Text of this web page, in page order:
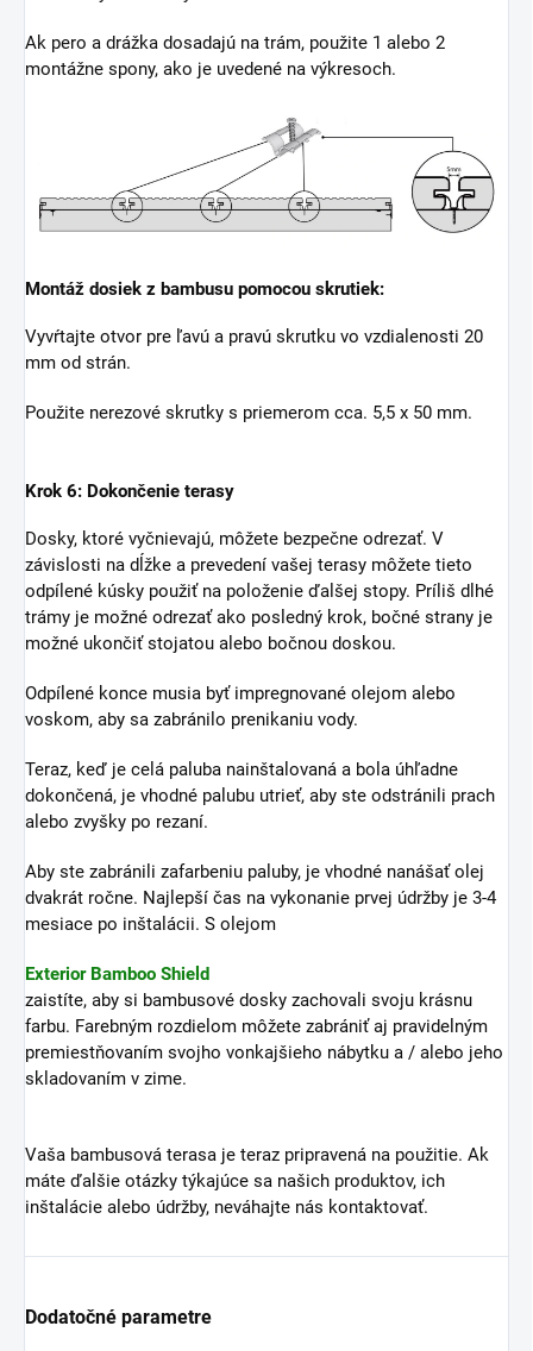
Ak pero a drážka dosadajú na trám, použite 1 alebo 2
montážne spony, ako je uvedené na výkresoch.
Montáž dosiek z bambusu pomocou skrutiek:
Vyvŕtajte otvor pre ľavú a pravú skrutku vo vzdialenosti 20
mm od strán.
Použite nerezové skrutky s priemerom cca. 5,5 x 50 mm.
Krok 6: Dokončenie terasy
Dosky, ktoré vyčnievajú, môžete bezpečne odrezať. V
závislosti na dĺžke a prevedení vašej terasy môžete tieto
odpílené kúsky použiť na položenie ďalšej stopy. Príliš dlhé
trámy je možné odrezať ako posledný krok, bočné strany je
možné ukončiť stojatou alebo bočnou doskou.
Odpílené konce musia byť impregnované olejom alebo
voskom, aby sa zabránilo prenikaniu vody.
Teraz, keď je celá paluba nainštalovaná a bola úhľadne
dokončená, je vhodné palubu utrieť, aby ste odstránili prach
alebo zvyšky po rezaní.
Aby ste zabránili zafarbeniu paluby, je vhodné nanášať olej
dvakrát ročne. Najlepší čas na vykonanie prvej údržby je 3-4
mesiace po inštalácii. S olejom
Exterior Bamboo Shield
zaistíte, aby si bambusové dosky zachovali svoju krásnu
farbu. Farebným rozdielom môžete zabrániť aj pravidelným
premiestňovaním svojho vonkajšieho nábytku a / alebo jeho
skladovaním v zime.
Vaša bambusová terasa je teraz pripravená na použitie. Ak
máte ďalšie otázky týkajúce sa našich produktov, ich
inštalácie alebo údržby, neváhajte nás kontaktovať.
Dodatočné parametre